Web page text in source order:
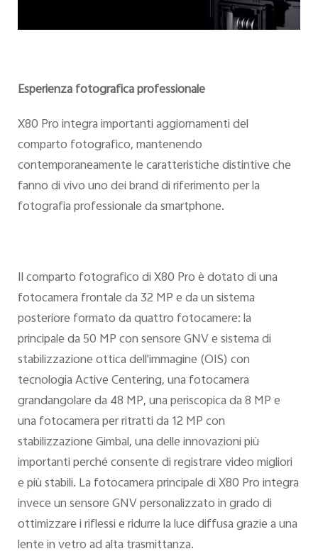
Esperienza fotografica professionale
X80 Pro integra importanti aggiornamenti del
comparto fotografico, mantenendo
contemporaneamente le caratteristiche distintive che
fanno di vivo uno dei brand di riferimento per la
fotografia professionale da smartphone.
Il comparto fotografico di X80 Pro è dotato di una
fotocamera frontale da 32 MP e da un sistema
posteriore formato da quattro fotocamere: la
principale da 50 MP con sensore GNV e sistema di
stabilizzazione ottica dell'immagine (OIS) con
tecnologia Active Centering, una fotocamera
grandangolare da 48 MP, una periscopica da 8 MP e
una fotocamera per ritratti da 12 MP con
stabilizzazione Gimbal, una delle innovazioni più
importanti perché consente di registrare video migliori
e più stabili. La fotocamera principale di X80 Pro integra
invece un sensore GNV personalizzato in grado di
ottimizzare i riflessi e ridurre la luce diffusa grazie a una
lente in vetro ad alta trasmittanza.